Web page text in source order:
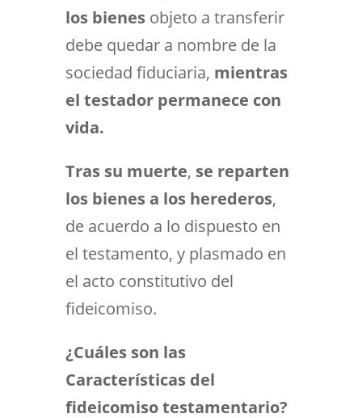
los bienesobjeto a transferir
debe quedar a nombre de la
sociedad fiduciaria, mientras
el testador permanece con
vida.
Tras su muerte, se reparten
los bienes a los herederos,
de acuerdo a lo dispuesto en
el testamento, y plasmado en
el acto constitutivo del
fideicomiso.
¿Cuáles son las
Características del
fideicomiso testamentario?